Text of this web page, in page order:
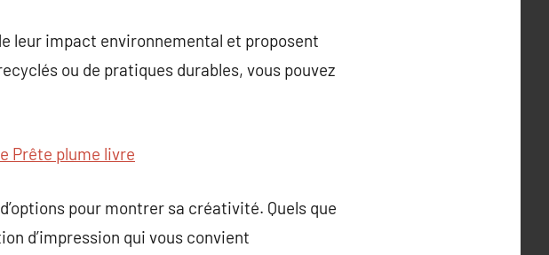
leur impact environnemental et proposent
ou de pratiques durables, vous pouvez
Prête plume livre
pour montrer sa créativité. Quels que
d’impression qui vous convient